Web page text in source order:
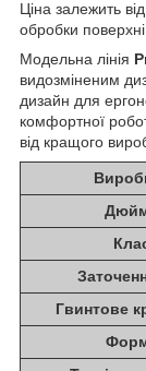
Ціна залежить
обробки
Модельна лінія
видозміненим
дизайн для
комфортної
від кращого
Гвинтове